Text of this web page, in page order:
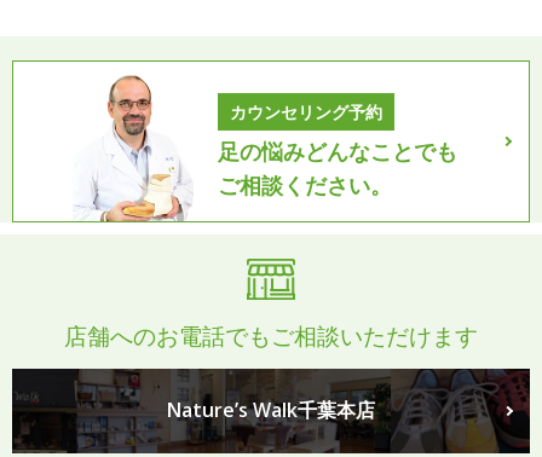
カウンセリング予約
足の悩みどんなことでも
ご相談ください。
店舗へのお電話でもご相談いただけます
Nature’s Walk千葉本店